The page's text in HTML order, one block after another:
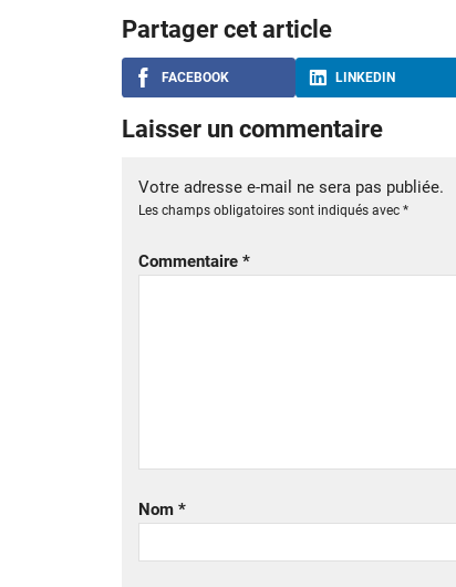
Partager cet article
FACEBOOK LINKEDIN
Laisser un commentaire
Votre adresse e-mail ne sera pas publiée.
Les champs obligatoires sont indiqués avec *
Commentaire *
Nom *